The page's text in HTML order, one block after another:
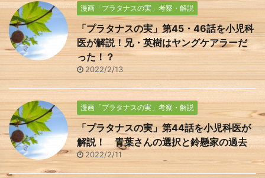
漫画「プラタナスの実」考察・解説
「プラタナスの実」第45・46話を小児科
医が解説！兄・英樹はヤングケアラーだ
った！？
2022/2/13
漫画「プラタナスの実」考察・解説
「プラタナスの実」第44話を小児科医が
解説！ 青葉さんの選択と鈴懸家の過去
2022/2/11